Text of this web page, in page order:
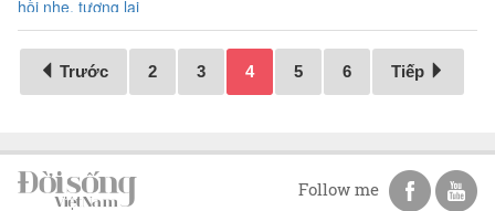
Trước 2 3 4 5 6 Tiếp
Follow me